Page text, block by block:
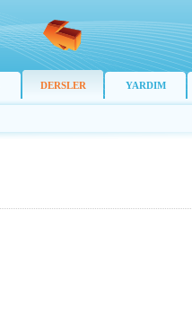
DERSLER YARDIM